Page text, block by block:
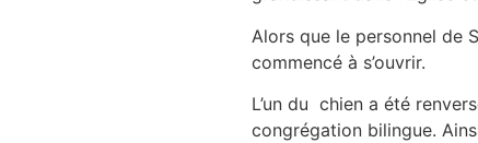
Alors que le personnel de
commencé à s’ouvrir.
L’un du chien a été
congrégation bilingue.